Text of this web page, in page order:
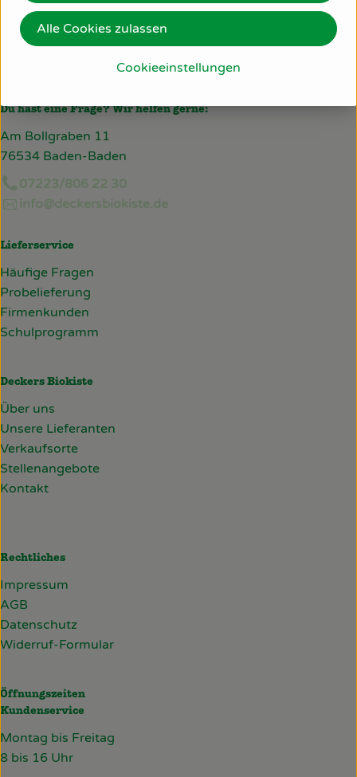
Herkunft
Du hast eine Frage? Wir helfen gerne:
Am Bollgraben 11
76534 Baden-Baden
07223/806 22 30
info@deckersbiokiste.de
Lieferservice
Häufige Fragen
Probelieferung
Firmenkunden
Schulprogramm
Deckers Biokiste
Über uns
Unsere Lieferanten
Verkaufsorte
Stellenangebote
Kontakt
Rechtliches
Impressum
AGB
Datenschutz
Widerruf-Formular
Öffnungszeiten
Kundenservice
Montag bis Freitag
8 bis 16 Uhr
Cookieeinstellungen
Alle Cookies zulassen